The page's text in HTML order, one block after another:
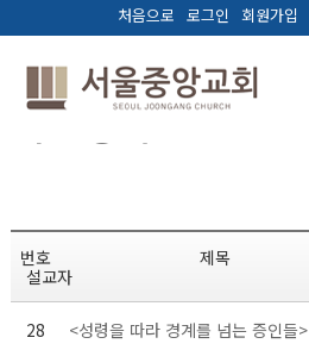
회원가입
로그인
처음으로
양육.훈련
선교/나눔
특별행사
번호 제목
설교자
28
<성령을 따라 경계를 넘는 증인들>